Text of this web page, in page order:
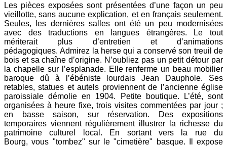
Les pièces exposées sont présentées d’une façon un peu
vieillotte, sans aucune explication, et en français seulement.
Seules, les dernières salles ont été un peu modernisées
avec des traductions en langues étrangères. Le tout
mériterait plus d’entretien et d’animations
pédagogiques. Admirez la herse qui a conservé son treuil de
bois et sa chaîne d’origine. N’oubliez pas un petit détour par
la chapelle sur l’esplanade. Elle renferme un beau mobilier
baroque dû à l’ébéniste lourdais Jean Dauphole. Ses
retables, statues et autels proviennent de l’ancienne église
paroissiale démolie en 1904. Petite boutique. L’été, sont
organisées à heure fixe, trois visites commentées par jour ;
en basse saison, sur réservation. Des expositions
temporaires viennent régulièrement illustrer la richesse du
patrimoine culturel local. En sortant vers la rue du
Bourg, vous "tombez" sur le "cimetière" basque. Il expose